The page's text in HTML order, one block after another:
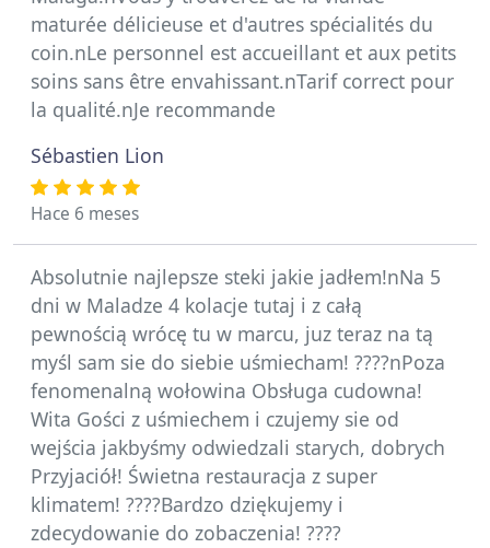
maturée délicieuse et d'autres spécialités du
coin.nLe personnel est accueillant et aux petits
soins sans être envahissant.nTarif correct pour
la qualité.nJe recommande
Sébastien Lion
Hace 6 meses
Absolutnie najlepsze steki jakie jadłem!nNa 5
dni w Maladze 4 kolacje tutaj i z całą
pewnością wrócę tu w marcu, juz teraz na tą
myśl sam sie do siebie uśmiecham! ????nPoza
fenomenalną wołowina Obsługa cudowna!
Wita Gości z uśmiechem i czujemy sie od
wejścia jakbyśmy odwiedzali starych, dobrych
Przyjaciół! Świetna restauracja z super
klimatem! ????Bardzo dziękujemy i
zdecydowanie do zobaczenia! ????